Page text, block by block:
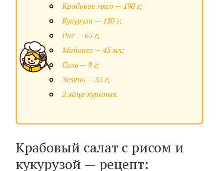
Крабовое мясо — 190 г;
Кукуруза — 130 г;
Рис — 65 г;
Майонез — 45 мл;
Соль — 9 г;
Зелень — 35 г;
2 яйца куриных.
Крабовый салат с рисом и
кукурузой — рецепт: